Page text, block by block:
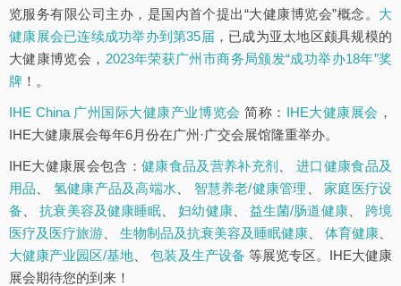
览服务有限公司主办，是国内首个提出“大健康博览会”概念。 大
健康展会已连续成功举办到第35届 ，已成为亚太地区颇具规模的
大健康博览会， 2023年荣获广州市商务局颁发“成功举办18年”奖
牌 ！。
IHE China 广州国际大健康产业博览会 简称： IHE大健康展会 ，
IHE大健康展会每年6月份在广州·广交会展馆隆重举办。
IHE大健康展会包含： 健康食品及营养补充剂 、进口健康食品及
用品
氢健康产品及高端水 智慧养老/健康管理 、家庭医疗设
备 、抗衰美容及健康睡眠 、妇幼健康、 益生菌/肠道健康、 跨境
医疗及医疗旅游
生物制品及抗衰美容及睡眠健康 体育健康
大健康产业园区/基地 、包装及生产设备 等展览专区。IHE大健康
展会期待您的到来！